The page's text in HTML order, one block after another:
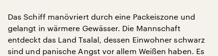
Das Schiff manövriert durch eine Packeiszone und
gelangt in wärmere Gewässer. Die Mannschaft
entdeckt das Land Tsalal, dessen Einwohner schwarz
sind und panische Angst vor allem Weißen haben. Es